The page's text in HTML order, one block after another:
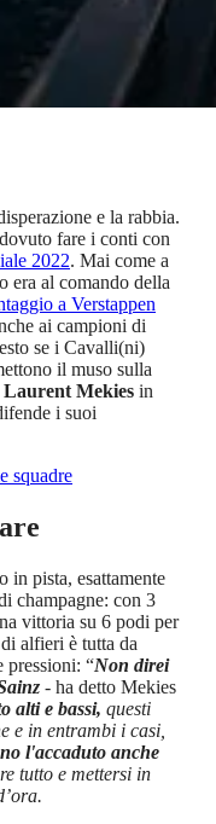
e la rabbia.
fare i conti con
2022. Mai come a
era al comando della
a Verstappen
ai campioni di
se i Cavalli(ni)
il muso sulla
Laurent Mekies in
i suoi
squadre
in pista, esattamente
champagne: con 3
vittoria su 6 podi per
alfieri è tutta da
pressioni: “Non direi
- ha detto Mekies
alti e bassi, questi
e in entrambi i casi,
l'accaduto anche
tutto e mettersi in